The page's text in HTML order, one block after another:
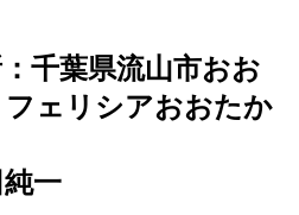
千葉県流山市おお
フェリシアおおたか
一